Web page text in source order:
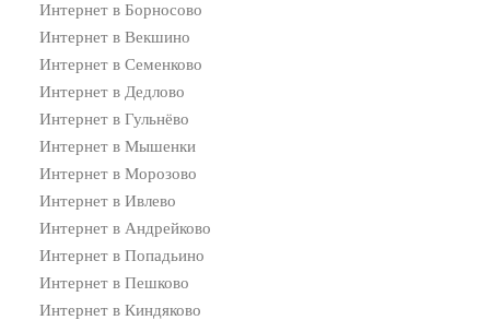
Интернет в Борносово
Интернет в Векшино
Интернет в Семенково
Интернет в Дедлово
Интернет в Гульнёво
Интернет в Мышенки
Интернет в Морозово
Интернет в Ивлево
Интернет в Андрейково
Интернет в Попадьино
Интернет в Пешково
Интернет в Киндяково